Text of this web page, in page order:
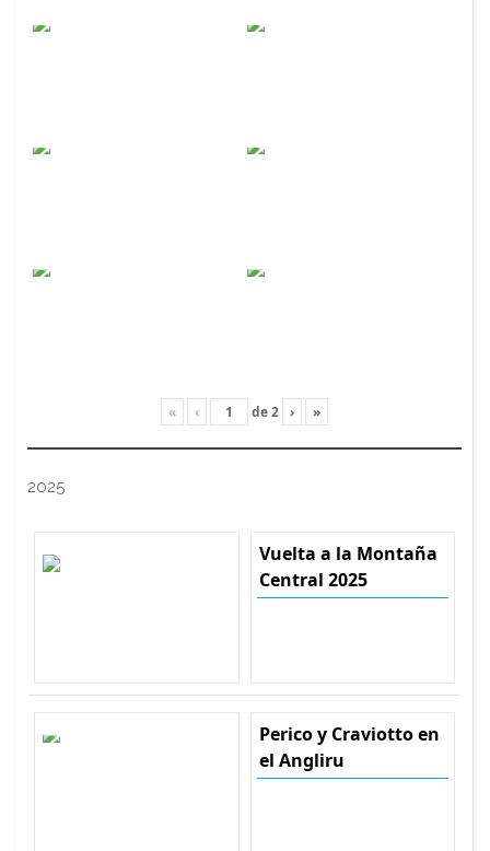
« ‹ de2 › »
2025
Vuelta a la Montaña
Central 2025
Perico y Craviotto en
el Angliru